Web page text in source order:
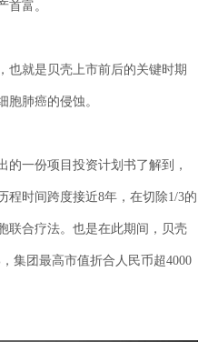
首富。
就是贝壳上市前后的关键时期
胞肺癌的侵蚀。
一份项目投资计划书了解到，
程时间跨度接近8年，在切除1/3的
联合疗法。也是在此期间，贝壳
集团最高市值折合人民币超4000